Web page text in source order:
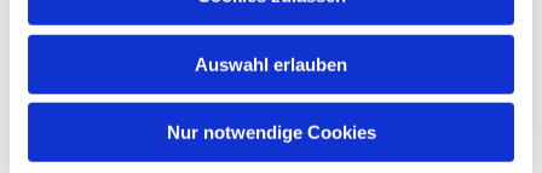
Auswahl erlauben
Nur notwendige Cookies